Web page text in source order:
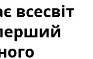
всесвіт